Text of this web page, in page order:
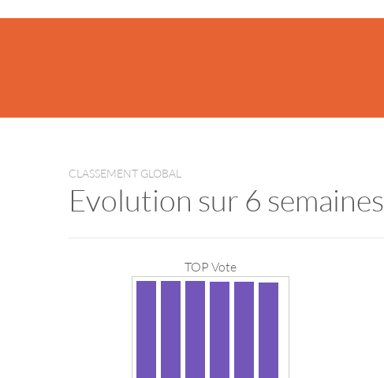
CLASSEMENT GLOBAL
Evolution sur 6 semaines
TOP Vote